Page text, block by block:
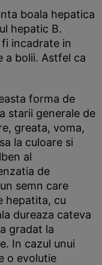
boala hepatica
hepatic B.
incadrate in
a bolii. Astfel ca
forma de
starii generale de
greata, voma,
la culoare si
al
de
semn care
hepatita, cu
dureaza cateva
gradat la
In cazul unui
o evolutie